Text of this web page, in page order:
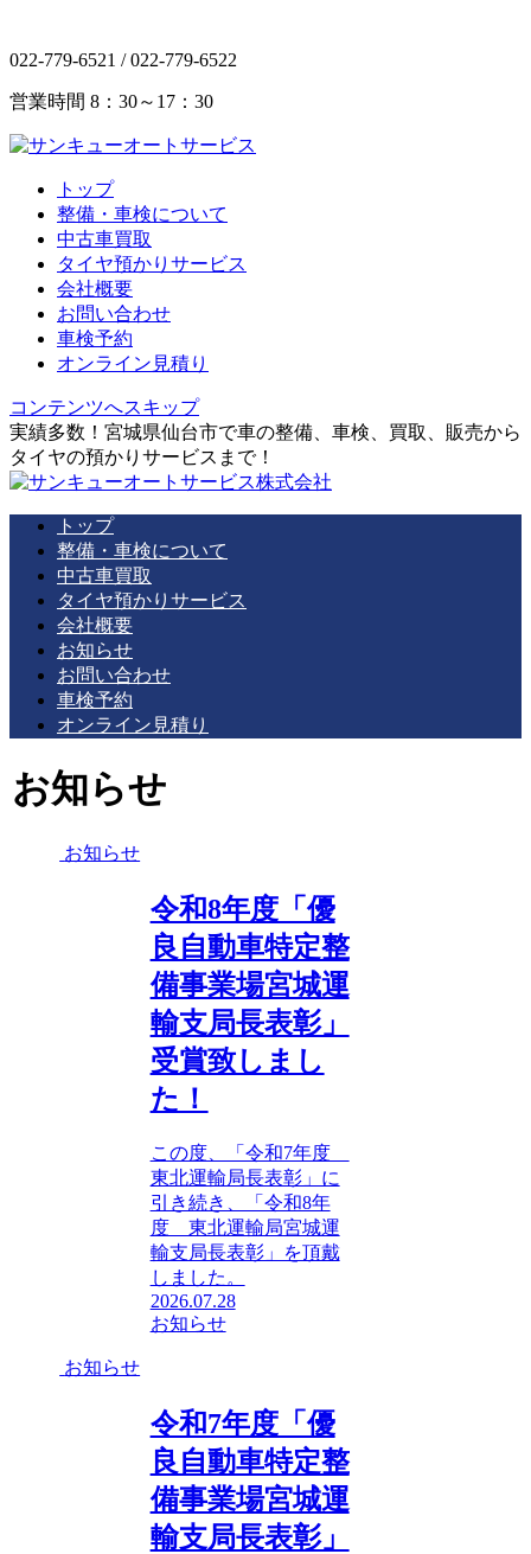
022-779-6521 /022-779-6522
営業時間 8：30～17：30
トップ
整備・車検について
中古車買取
タイヤ預かりサービス
会社概要
お問い合わせ
車検予約
オンライン見積り
コンテンツへスキップ
実績多数！宮城県仙台市で車の整備、車検、買取、販売から
タイヤの預かりサービスまで！
トップ
整備・車検について
中古車買取
タイヤ預かりサービス
会社概要
お知らせ
お問い合わせ
車検予約
オンライン見積り
お知らせ
お知らせ
令和8年度「優
良自動車特定整
備事業場宮城運
輸支局長表彰」
受賞致しまし
た！
この度、「令和7年度
東北運輸局長表彰」に
引き続き、「令和8年
度 東北運輸局宮城運
輸支局長表彰」を頂戴
しました。
2026.07.28
お知らせ
お知らせ
令和7年度「優
良自動車特定整
備事業場宮城運
輸支局長表彰」